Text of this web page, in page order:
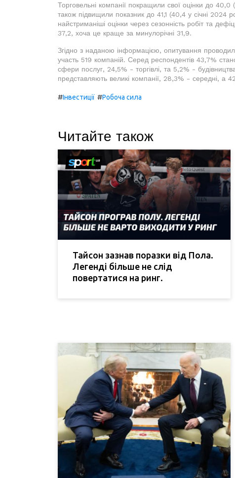
Торговельні компанії покращили свої оцінки до
також підвищили показник до 41,1 (40,4 у січні 2024
найстриманіші оцінки через сезонність робіт та
37,2, хоча це краще за минулорічні 31,9.
Згідно з наданою інформацією, опитування
участь 519 компаній. Серед респондентів 43,7%
сфери послуг, 24,5% - торгівлі, та 5,2% -
представляють великі компанії, 28,3% - середні, а
#Інвестиції #Робоча сила
Читайте також
Тайсон зазнав поразки від Пола.
Легенді більше не слід
повертатися на ринг.